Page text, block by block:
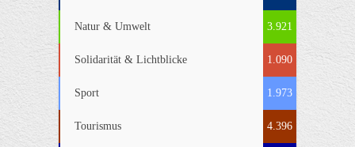
Natur & Umwelt 3.921
Solidarität & Lichtblicke 1.090
Sport 1.973
Tourismus 4.396